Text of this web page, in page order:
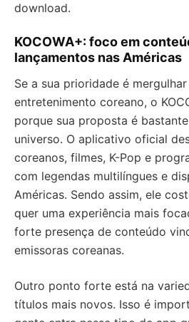
download.
KOCOWA+: foco em
lançamentos nas Américas
Se a sua prioridade é
entretenimento coreano, o
porque sua proposta é
universo. O aplicativo oficial
coreanos, filmes, K-Pop e
com legendas multilíngues e
Américas. Sendo assim, ele
quer uma experiência mais
forte presença de conteúdo
emissoras coreanas.
Outro ponto forte está na
títulos mais novos. Isso é